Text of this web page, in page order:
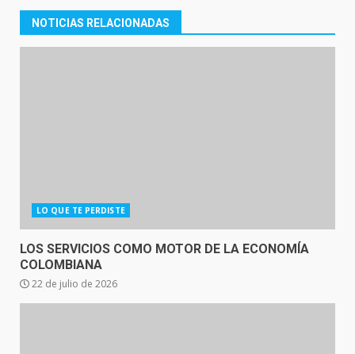
NOTICIAS RELACIONADAS
LO QUE TE PERDISTE
LOS SERVICIOS COMO MOTOR DE LA ECONOMÍA
COLOMBIANA
22 de julio de 2026